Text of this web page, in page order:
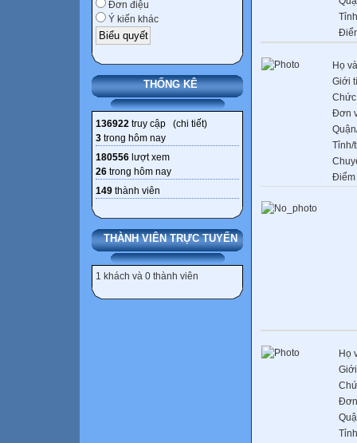
Đơn điệu
Ý kiến khác
THỐNG KÊ
136922 truy cập (chi tiết)
3 trong hôm nay
180556 lượt xem
26 trong hôm nay
149 thành viên
THÀNH VIÊN TRỰC TUYẾN
1 khách và 0 thành viên
Họ
Giới
Đơn
Tỉnh/
Điểm
Họ